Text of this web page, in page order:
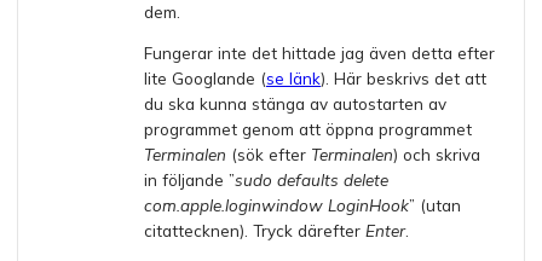
dem.
Fungerar inte det hittade jag även detta efter
lite Googlande (se länk). Här beskrivs det att
du ska kunna stänga av autostarten av
programmet genom att öppna programmet
Terminalen (sök efter Terminalen) och skriva
in följande ”sudo defaults delete
com.apple.loginwindow LoginHook” (utan
citattecknen). Tryck därefter Enter.